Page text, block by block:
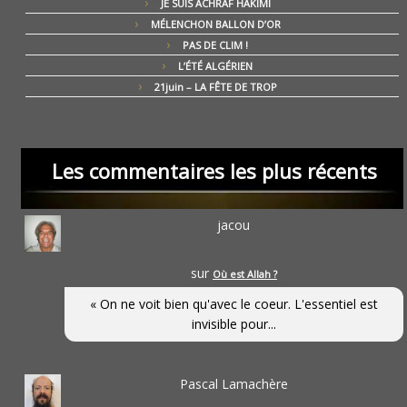
JE SUIS ACHRAF HAKIMI
MÉLENCHON BALLON D’OR
PAS DE CLIM !
L’ÉTÉ ALGÉRIEN
21juin – LA FÊTE DE TROP
Les commentaires les plus récents
jacou
sur Où est Allah ?
« On ne voit bien qu'avec le coeur. L'essentiel est
invisible pour...
Pascal Lamachère